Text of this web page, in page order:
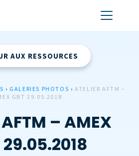
AUX RESSOURCES
› GALERIES PHOTOS ›ATELIER AFTM –
GBT 29.05.2018
– AMEX
29.05.2018